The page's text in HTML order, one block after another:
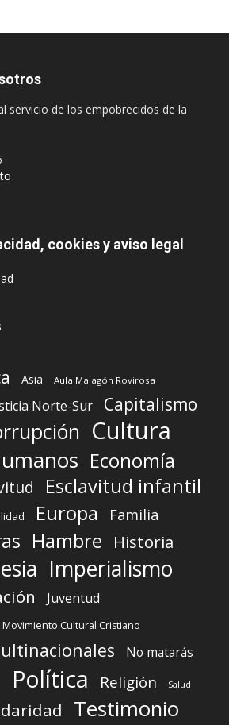
servicio de los empobrecidos de la
cookies y aviso legal
Asia Aula Malagón Rovirosa
Norte-Sur Capitalismo
Cultura
Economía
Esclavitud infantil
Europa Familia
Hambre Historia
Imperialismo
Juventud
Movimiento Cultural Cristiano
No matarás
Política Religión Salud
Testimonio